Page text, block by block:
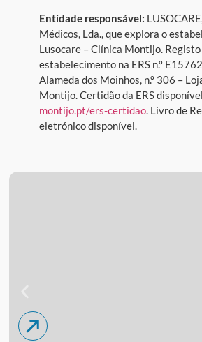
Entidade responsável:
Médicos, Lda., que explora o
Lusocare – Clínica Montijo. Registo
estabelecimento na ERS n.º
Alameda dos Moinhos, n.º 306 –
Montijo. Certidão da ERS
montijo.pt/ers-certidao. Livro de
eletrónico disponível.